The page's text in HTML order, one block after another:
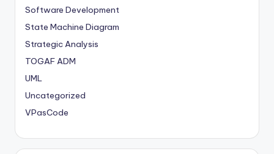
Software Development
State Machine Diagram
Strategic Analysis
TOGAF ADM
UML
Uncategorized
VPasCode